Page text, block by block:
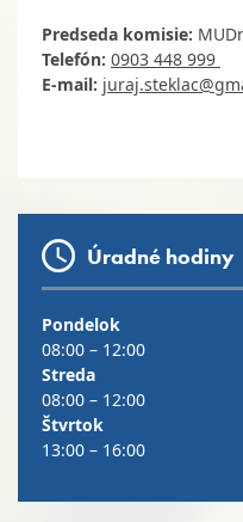
Predseda komisie:
Telefón: 0903 448 999
E-mail:
Úradné hodiny
Pondelok
08:00 – 12:00
Streda
08:00 – 12:00
Štvrtok
13:00 – 16:00